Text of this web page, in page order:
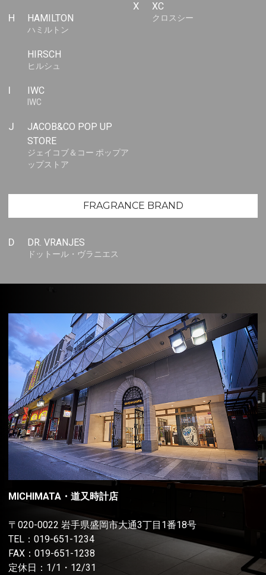
H HAMILTON
ハミルトン
HIRSCH
ヒルシュ
IWC
IWC
J
JACOB&CO POP UP
STORE
ジェイコブ＆コー ポップア
ップストア
X XC
クロスシー
FRAGRANCE BRAND
D DR. VRANJES
ドットール・ヴラニエス
MICHIMATA・道又時計店
〒020-0022 岩手県盛岡市大通3丁目1番18号
TEL： 019-651-1234
FAX：019-651-1238
定休日：1/1・12/31